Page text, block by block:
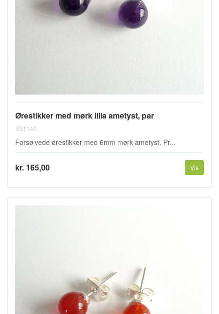
Ørestikker med mørk lilla ametyst, par
SS1140
Forsølvede ørestikker med 6mm mørk ametyst. Pr...
kr. 165,00 Vis